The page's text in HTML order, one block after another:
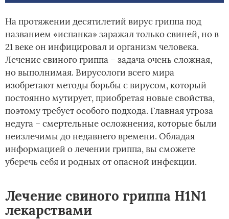
На протяжении десятилетий вирус гриппа под
названием «испанка» заражал только свиней, но в
21 веке он инфицировал и организм человека.
Лечение свиного гриппа – задача очень сложная,
но выполнимая. Вирусологи всего мира
изобретают методы борьбы с вирусом, который
постоянно мутирует, приобретая новые свойства,
поэтому требует особого подхода. Главная угроза
недуга – смертельные осложнения, которые были
неизлечимы до недавнего времени. Обладая
информацией о лечении гриппа, вы сможете
уберечь себя и родных от опасной инфекции.
Лечение свиного гриппа H1N1
лекарствами